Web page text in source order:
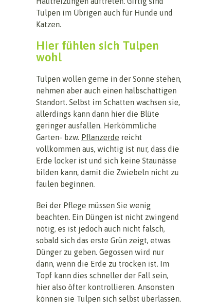
Tulpen im Übrigen auch für Hunde und
Katzen.
Hier fühlen sich Tulpen
wohl
Tulpen wollen gerne in der Sonne stehen,
nehmen aber auch einen halbschattigen
Standort. Selbst im Schatten wachsen sie,
allerdings kann dann hier die Blüte
geringer ausfallen. Herkömmliche
Garten- bzw. Pflanzerde reicht
vollkommen aus, wichtig ist nur, dass die
Erde locker ist und sich keine Staunässe
bilden kann, damit die Zwiebeln nicht zu
faulen beginnen.
Bei der Pflege müssen Sie wenig
beachten. Ein Düngen ist nicht zwingend
nötig, es ist jedoch auch nicht falsch,
sobald sich das erste Grün zeigt, etwas
Dünger zu geben. Gegossen wird nur
dann, wenn die Erde zu trocken ist. Im
Topf kann dies schneller der Fall sein,
hier also öfter kontrollieren. Ansonsten
können sie Tulpen sich selbst überlassen.